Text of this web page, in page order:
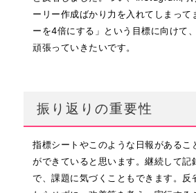
ーリー作成ばかり力を入れてしまって
ーを4倍にする」という目標に向けて
頑張っていきたいです。
振り返りの重要性
指標シートやこのような日報があるこ
ができていると思います。継続して記
で、課題に気づくこともできます。反